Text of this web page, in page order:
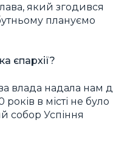
який згодився
плануємо
єпархії?
влада надала нам
в місті не було
собор Успіння